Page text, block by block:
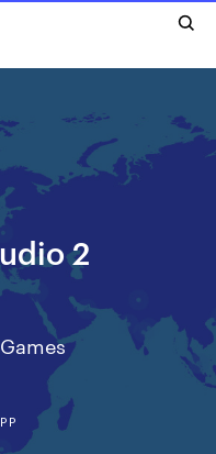
2